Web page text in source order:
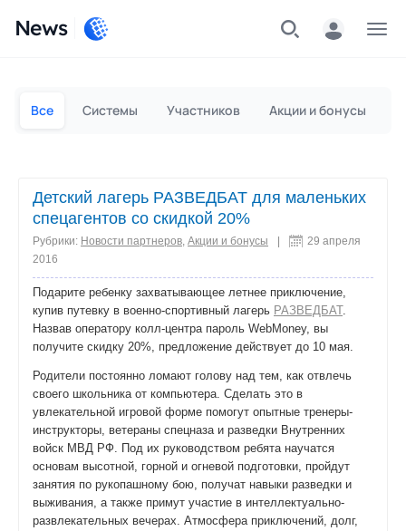
News
Все Системы Участников Акции и бонусы
Детский лагерь РАЗВЕДБАТ для маленьких
спецагентов со скидкой 20%
Рубрики: Новости партнеров, Акции и бонусы
29 апреля
2016
Подарите ребенку захватывающее летнее приключение,
купив путевку в военно-спортивный лагерь РАЗВЕДБАТ.
Назвав оператору колл-центра пароль WebMoney, вы
получите скидку 20%, предложение действует до 10 мая.
Родители постоянно ломают голову над тем, как отвлечь
своего школьника от компьютера. Сделать это в
увлекательной игровой форме помогут опытные тренеры-
инструкторы, ветераны спецназа и разведки Внутренних
войск МВД РФ. Под их руководством ребята научатся
основам высотной, горной и огневой подготовки, пройдут
занятия по рукопашному бою, получат навыки разведки и
выживания, а также примут участие в интеллектуально-
развлекательных вечерах. Атмосфера приключений, долг,